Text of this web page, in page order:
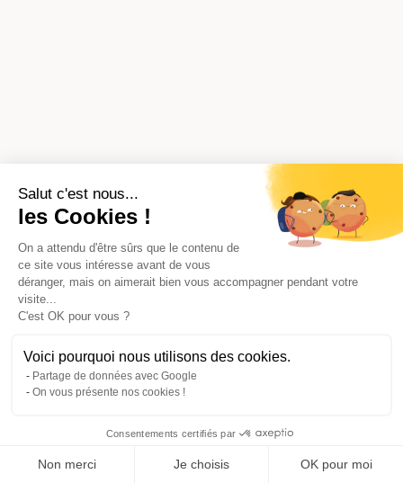
Salut c'est nous...
les Cookies !
On a attendu d'être sûrs que le contenu de
ce site vous intéresse avant de vous
déranger, mais on aimerait bien vous accompagner pendant votre
visite...
C'est OK pour vous ?
Voici pourquoi nous utilisons des cookies.
Partage de données avec Google
On vous présente nos cookies !
Consentements certifiés par
Non merci Je choisis OK pour moi